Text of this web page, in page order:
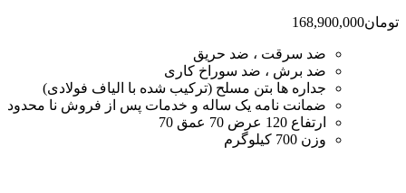
تومان168,900,000
ضد سرقت ، ضد حریق
ضد برش ، ضد سوراخ کاری
جداره ها بتن مسلح (ترکیب شده با الیاف فولادی)
ضمانت نامه یک ساله و خدمات پس از فروش نا محدود
ارتفاع 120 عرض 70 عمق 70
وزن 700 کیلوگرم